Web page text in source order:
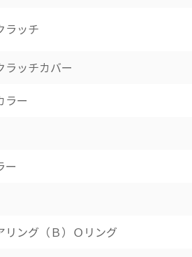
ラッチ
ラッチカバー
ラー
ー
リング（Ｂ）Ｏリング